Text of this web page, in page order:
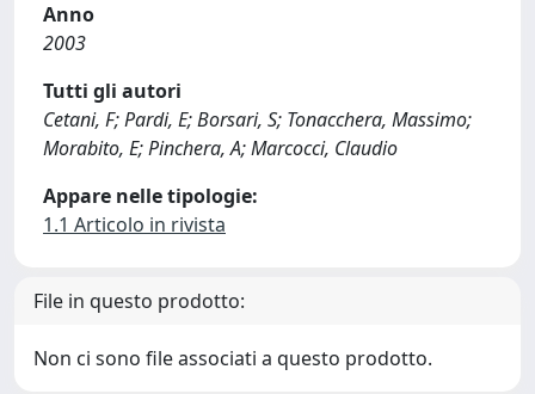
Anno
2003
Tutti gli autori
Cetani, F; Pardi, E; Borsari, S; Tonacchera, Massimo;
Morabito, E; Pinchera, A; Marcocci, Claudio
Appare nelle tipologie:
1.1 Articolo in rivista
File in questo prodotto:
Non ci sono file associati a questo prodotto.